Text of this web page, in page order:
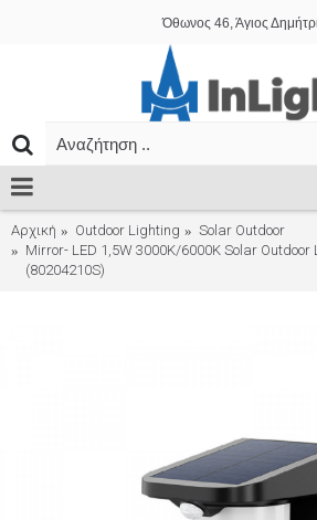
Όθωνος 46, Άγιος
Αρχική Outdoor Lighting
Solar Outdoor
Mirror- LED 1,5W 3000K/6000K Solar Outdoor
(80204210S)